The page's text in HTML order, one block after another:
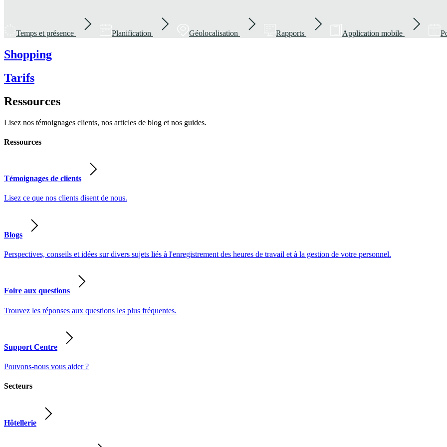
Temps et présence Planification Géolocalisation Rapports Application mobile
Shopping
Tarifs
Ressources
Lisez nos témoignages clients, nos articles de blog et nos guides.
Ressources
Témoignages de clients
Lisez ce que nos clients disent de nous.
Blogs
Perspectives, conseils et idées sur divers sujets liés à l'enregistrement des heures de travail et à la gestion de votre personnel.
Foire aux questions
Trouvez les réponses aux questions les plus fréquentes.
Support Centre
Pouvons-nous vous aider ?
Secteurs
Hôtellerie